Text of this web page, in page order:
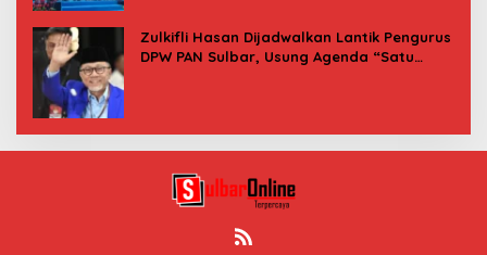
Zulkifli Hasan Dijadwalkan Lantik Pengurus
DPW PAN Sulbar, Usung Agenda “Satu